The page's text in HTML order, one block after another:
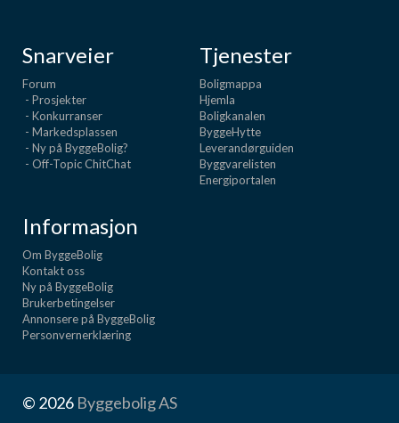
Snarveier
Forum
- Prosjekter
- Konkurranser
- Markedsplassen
- Ny på ByggeBolig?
- Off-Topic ChitChat
Tjenester
Boligmappa
Hjemla
Boligkanalen
ByggeHytte
Leverandørguiden
Byggvarelisten
Energiportalen
Informasjon
Om ByggeBolig
Kontakt oss
Ny på ByggeBolig
Brukerbetingelser
Annonsere på ByggeBolig
Personvernerklæring
© 2026 Byggebolig AS